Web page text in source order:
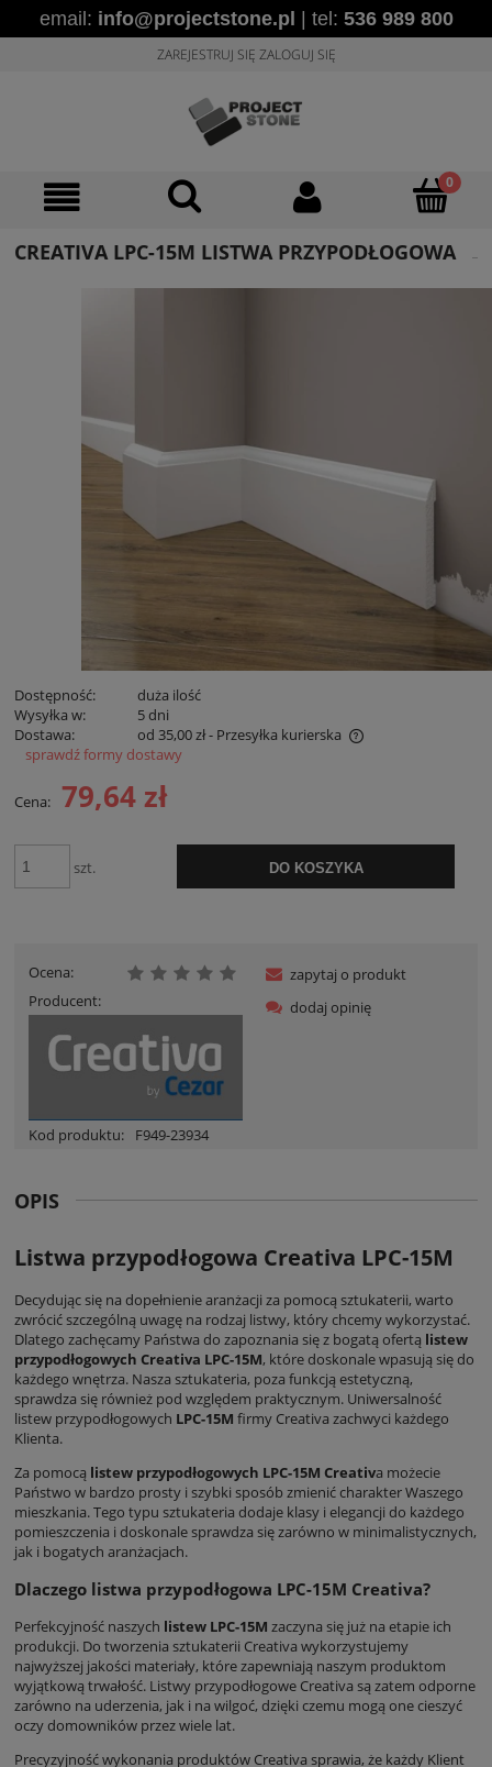
email: info@projectstone.pl | tel: 536 989 800
ZAREJESTRUJ SIĘ ZALOGUJ SIĘ
CREATIVA LPC-15M LISTWA PRZYPODŁOGOWA
Dostępność:
duża ilość
Wysyłka w:
5 dni
Dostawa:
od 35,00 zł- Przesyłka kurierska
Cena nie zawiera ewentualnych kosztów płatności
sprawdź formy dostawy
Cena: 79,64 zł
szt. DO KOSZYKA
Ocena:
Producent:
Kod produktu: F949-23934
zapytaj o produkt
dodaj opinię
OPIS
Listwa przypodłogowa Creativa LPC-15M
Decydując się na dopełnienie aranżacji za pomocą sztukaterii, warto
zwrócić szczególną uwagę na rodzaj listwy, który chcemy wykorzystać.
Dlatego zachęcamy Państwa do zapoznania się z bogatą ofertą listew
przypodłogowych Creativa LPC-15M, które doskonale wpasują się do
każdego wnętrza. Nasza sztukateria, poza funkcją estetyczną,
sprawdza się również pod względem praktycznym. Uniwersalność
listew przypodłogowych LPC-15M firmy Creativa zachwyci każdego
Klienta.
Za pomocą listew przypodłogowych LPC-15M Creativa możecie
Państwo w bardzo prosty i szybki sposób zmienić charakter Waszego
mieszkania. Tego typu sztukateria dodaje klasy i elegancji do każdego
pomieszczenia i doskonale sprawdza się zarówno w minimalistycznych,
jak i bogatych aranżacjach.
Dlaczego listwa przypodłogowa LPC-15M Creativa?
Perfekcyjność naszych listew LPC-15M zaczyna się już na etapie ich
produkcji. Do tworzenia sztukaterii Creativa wykorzystujemy
najwyższej jakości materiały, które zapewniają naszym produktom
wyjątkową trwałość. Listwy przypodłogowe Creativa są zatem odporne
zarówno na uderzenia, jak i na wilgoć, dzięki czemu mogą one cieszyć
oczy domowników przez wiele lat.
Precyzyjność wykonania produktów Creativa sprawia, że każdy Klient